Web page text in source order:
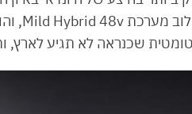
לא תגיע לארץ, ותיבת 7 הילוכים אוטומטית